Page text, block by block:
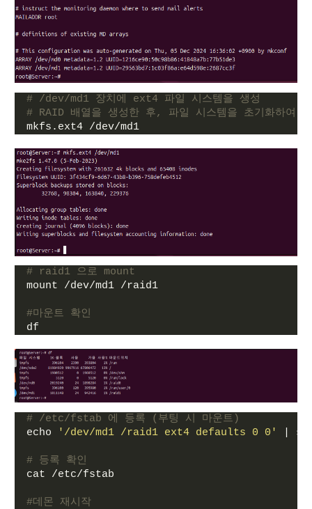
# /dev/md1 장치에 ext4 파일 시스템을 생성
# RAID 배열을 생성한 후, 파일 시스템을 초기화하여
mkfs.ext4 /dev/md1
# raid1 으로 mount
mount /dev/md1 /raid1
#마운트 확인
df
# /etc/fstab 에 등록 (부팅 시 마운트)
echo
'/dev/md1 /raid1 ext4 defaults 0 0' |
# 등록 확인
cat /etc/fstab
#데몬 재시작